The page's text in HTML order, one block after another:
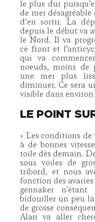
le plus dur
de mer
d‘en sortir. La
depuis le début va
le Nord. Il va
ce front et
qui va
noeuds, moins de
une mer plus
diminuer. Ce sera
visible dans environ
LE POINT
« Les conditions de
à de bonnes
toile dès demain.
sous voiles de
tribord, et nous
fonction des
gennaker
bidouiller un peu la
de grosse
Alan va aller